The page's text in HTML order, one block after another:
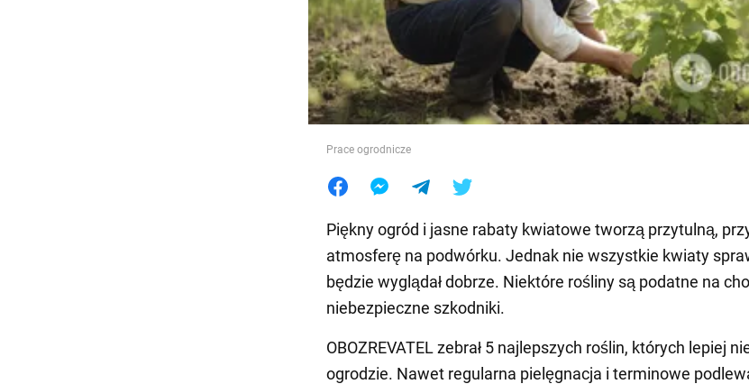
Jedzenie
Prace ogrodnicze
Piękny ogród i jasne rabaty kwiatowe tworzą przytulną,
atmosferę na podwórku. Jednak nie wszystkie kwiaty
będzie wyglądał dobrze. Niektóre rośliny są podatne na
niebezpieczne szkodniki.
OBOZREVATEL zebrał 5 najlepszych roślin, których lepiej
ogrodzie. Nawet regularna pielęgnacja i terminowe